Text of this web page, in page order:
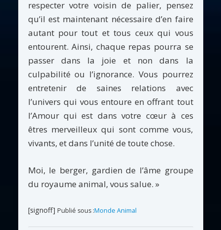
respecter votre voisin de palier, pensez
qu’il est maintenant nécessaire d’en faire
autant pour tout et tous ceux qui vous
entourent. Ainsi, chaque repas pourra se
passer dans la joie et non dans la
culpabilité ou l’ignorance. Vous pourrez
entretenir de saines relations avec
l’univers qui vous entoure en offrant tout
l’Amour qui est dans votre cœur à ces
êtres merveilleux qui sont comme vous,
vivants, et dans l’unité de toute chose.
Moi, le berger, gardien de l’âme groupe
du royaume animal, vous salue. »
[signoff] Publié sous :Monde Animal